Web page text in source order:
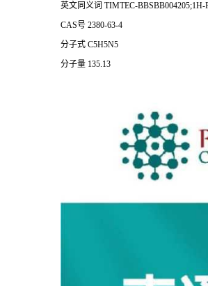
英文同义词 TIMTEC-
CAS号 2380-63-4
分子式 C5H5N5
分子量 135.13